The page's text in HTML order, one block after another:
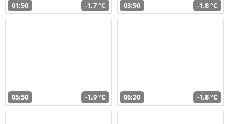
01:50 -1,7 °C 03:50 -1,8 °C
05:50 -1,9 °C 06:20 -1,8 °C